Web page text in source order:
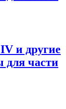
и другие
для части